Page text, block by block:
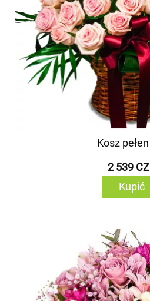
Kosz
2 539
Kupić